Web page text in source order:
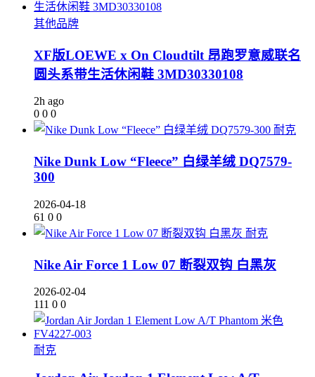
其他品牌
XF版LOEWE x On Cloudtilt 昂跑罗意威联名
圆头系带生活休闲鞋 3MD30330108
2h ago
0 0 0
耐克
Nike Dunk Low “Fleece” 白绿羊绒 DQ7579-
300
2026-04-18
61 0 0
耐克
Nike Air Force 1 Low 07 断裂双钩 白黑灰
2026-02-04
111 0 0
耐克